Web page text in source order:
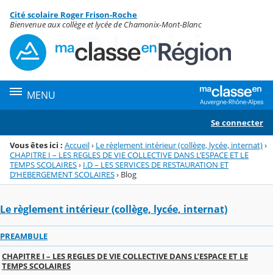
Menu de la rubrique
Contenu
Cité scolaire Roger Frison-Roche
Bienvenue aux collège et lycée de Chamonix-Mont-Blanc
MENU
Se connecter
Vous êtes ici : Accueil› Le règlement intérieur (collège, lycée, internat)›
CHAPITRE I – LES REGLES DE VIE COLLECTIVE DANS L’ESPACE ET LE
TEMPS SCOLAIRES› I.D – LES SERVICES DE RESTAURATION ET
D’HEBERGEMENT SCOLAIRES› Blog
Le règlement intérieur (collège, lycée, internat)
PREAMBULE
CHAPITRE I – LES REGLES DE VIE COLLECTIVE DANS L’ESPACE ET LE
TEMPS SCOLAIRES